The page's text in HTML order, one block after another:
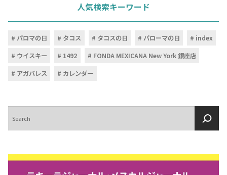
人気検索キーワード
パロマの日 タコス タコスの日 パローマの日
index
ウイスキー
1492
FONDA MEXICANA New York 銀座店
アガバレス
カレンダー
索